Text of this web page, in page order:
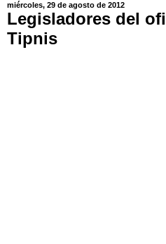
miércoles, 29 de agosto de 2012
Legisladores del
Tipnis